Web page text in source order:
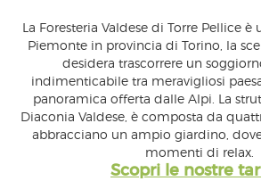
La Foresteria Valdese di Torre Pellice è
Piemonte in provincia di Torino, la
desidera trascorrere un
indimenticabile tra meravigliosi
panoramica offerta dalle Alpi. La
Diaconia Valdese, è composta da
abbracciano un ampio giardino,
momenti di relax.
Scopri le nostre